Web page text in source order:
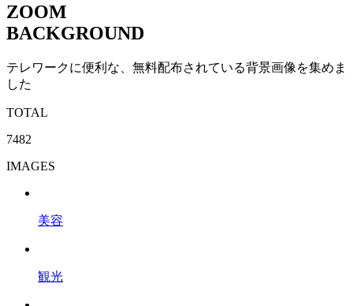
ZOOM
BACKGROUND
テレワークに便利な、無料配布されている背景画像を集めま
した
TOTAL
7482
IMAGES
美容
観光